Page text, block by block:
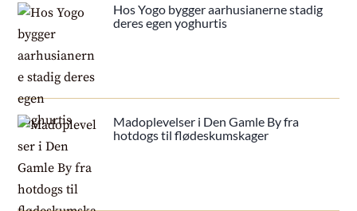
Hos Yogo bygger aarhusianerne stadig
deres egen yoghurtis
Madoplevelser i Den Gamle By fra
hotdogs til flødeskumskager